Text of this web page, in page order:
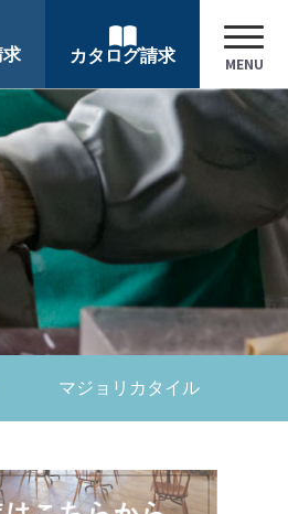
求 カタログ請求 MENU
マジョリカタイル